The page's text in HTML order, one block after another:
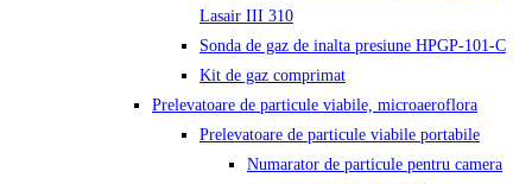
Lasair III 310
Sonda de gaz de inalta presiune HPGP-101-C
Kit de gaz comprimat
Prelevatoare de particule viabile, microaeroflora
Prelevatoare de particule viabile portabile
Numarator de particule pentru camera